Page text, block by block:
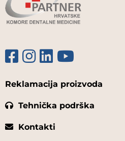
Reklamacija proizvoda
Tehnička podrška
Kontakti